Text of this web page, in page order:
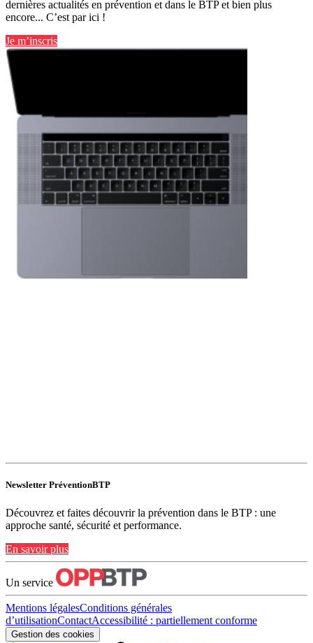
dernières actualités en prévention et dans le BTP et bien plus
encore... C’est par ici !
Je m’inscris
Newsletter PréventionBTP
Découvrez et faites découvrir la prévention dans le BTP : une
approche santé, sécurité et performance.
En savoir plus
Un service
Mentions légalesConditions générales
d’utilisationContactAccessibilité : partiellement conforme
Gestion des cookies